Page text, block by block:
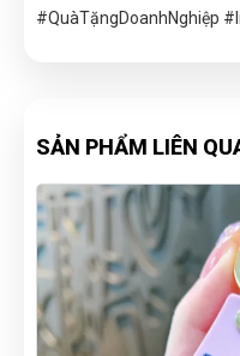
#QuàTặngDoanhNghiệp
SẢN PHẨM LIÊN